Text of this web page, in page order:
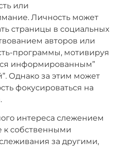
или
Личность может
страницы в социальных
авторов или
программы, мотивируя
информированным”
Однако за этим может
фокусироваться на
интереса слежением
к собственными
за другими,